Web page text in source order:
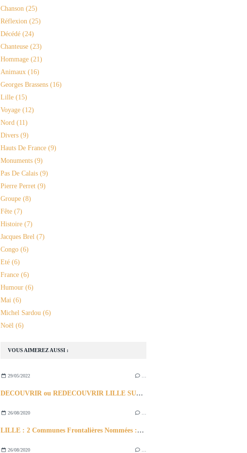
VOUS AIMEREZ AUSSI :
29/05/2022
DECOUVRIR ou REDECOUVRIR LILLE SUR SES QUELQUES IMAGES PHOTOGRAPHIQUES
26/08/2020
LILLE : 2 Communes Frontalières Nommées :LILLE Belgique & LILLE du Nord de la France
26/08/2020
Chanson (25)
Réflexion (25)
Décédé (24)
Chanteuse (23)
Hommage (21)
Animaux (16)
Georges Brassens (16)
Lille (15)
Voyage (12)
Nord (11)
Divers (9)
Hauts De France (9)
Monuments (9)
Pas De Calais (9)
Pierre Perret (9)
Groupe (8)
Fête (7)
Histoire (7)
Jacques Brel (7)
Congo (6)
Eté (6)
France (6)
Humour (6)
Mai (6)
Michel Sardou (6)
Noël (6)